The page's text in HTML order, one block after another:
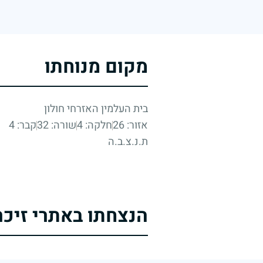
מקום מנוחתו
בית העלמין האזרחי חולון
אזור: 26
חלקה: 4 שורה: 32
קבר: 4
ת.נ.צ.ב.ה
הנצחתו באתרי